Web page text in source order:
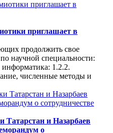
приглашает в
продолжить свое
научной специальности:
1.2.2.
численные методы и
Татарстан и Назарбаев
о